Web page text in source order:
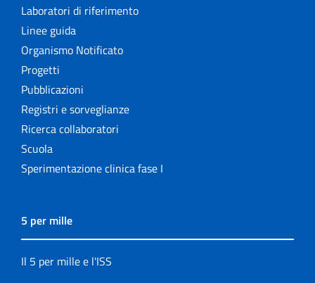
Laboratori di riferimento
Linee guida
Organismo Notificato
Progetti
Pubblicazioni
Registri e sorveglianze
Ricerca collaboratori
Scuola
Sperimentazione clinica fase I
5 per mille
Il 5 per mille e l'ISS